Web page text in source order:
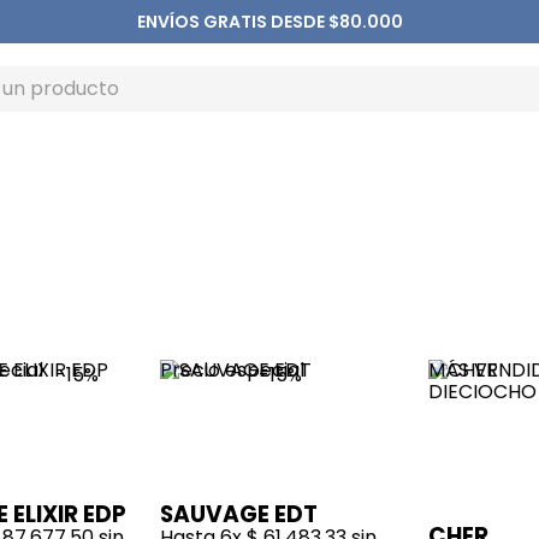
ENVÍOS GRATIS DESDE $80.000
-15%
ELIXIR EDP
-15%
Precio especial
SAUVAGE EDT
MÁS